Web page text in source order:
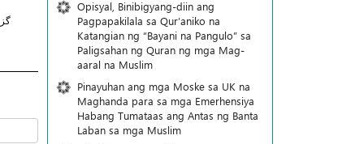
Opisyal, Binibigyang-diin ang
Pagpapakilala sa Qur’aniko na
Katangian ng “Bayani na Pangulo” sa
Paligsahan ng Quran ng mga Mag-
aaral na Muslim
Pinayuhan ang mga Moske sa UK na
Maghanda para sa mga Emerhensiya
Habang Tumataas ang Antas ng Banta
Laban sa mga Muslim